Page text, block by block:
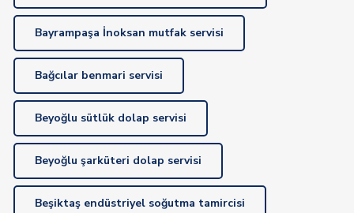
Bayrampaşa İnoksan mutfak servisi
Bağcılar benmari servisi
Beyoğlu sütlük dolap servisi
Beyoğlu şarküteri dolap servisi
Beşiktaş endüstriyel soğutma tamircisi